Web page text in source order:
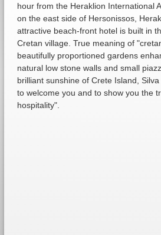
hour from the Heraklion International
on the east side of Hersonissos,
attractive beach-front hotel is built in
Cretan village. True meaning of
beautifully proportioned gardens
natural low stone walls and small
brilliant sunshine of Crete Island,
to welcome you and to show you the
hospitality".